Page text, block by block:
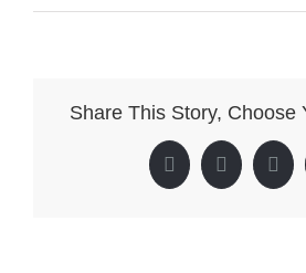
Share This Story, Choose
Facebook
X